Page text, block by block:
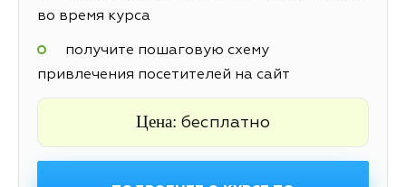
во время курса
получите пошаговую схему
привлечения посетителей на сайт
Цена: бесплатно